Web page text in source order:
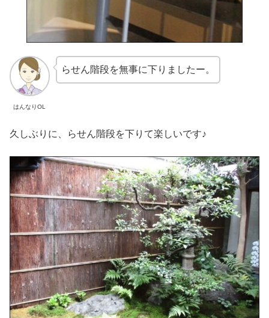
はんなりOL
らせん階段を無事に下りましたー。
久しぶりに、らせん階段を下りて楽しいです♪